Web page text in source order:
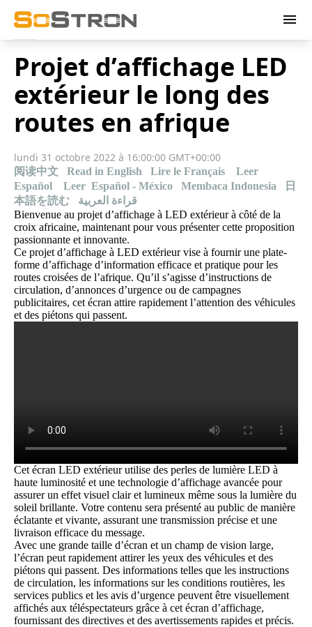
menu
Projet d’affichage LED
extérieur le long des
routes en afrique
lundi 31 octobre 2022 à 16:00:00 GMT+00:00
阅读中文 Read in English Lire le Français
Leer
Español
Leer Español - México Membaca Indonesia
日
本語を読む
قراءة العربية
Bienvenue au projet d’affichage à LED extérieur à côté de la
croix africaine, maintenant pour vous présenter cette proposition
passionnante et innovante.
Ce projet d’affichage à LED extérieur vise à fournir une plate-
forme d’affichage d’information efficace et pratique pour les
routes croisées de l’afrique. Qu’il s’agisse d’instructions de
circulation, d’annonces d’urgence ou de campagnes
publicitaires, cet écran attire rapidement l’attention des véhicules
et des piétons qui passent.
Cet écran LED extérieur utilise des perles de lumière LED à
haute luminosité et une technologie d’affichage avancée pour
assurer un effet visuel clair et lumineux même sous la lumière du
soleil brillante. Votre contenu sera présenté au public de manière
éclatante et vivante, assurant une transmission précise et une
livraison efficace du message.
Avec une grande taille d’écran et un champ de vision large,
l’écran peut rapidement attirer les yeux des véhicules et des
piétons qui passent. Des informations telles que les instructions
de circulation, les informations sur les conditions routières, les
services publics et les avis d’urgence peuvent être visuellement
affichés aux téléspectateurs grâce à cet écran d’affichage,
fournissant des directives et des avertissements rapides et précis.